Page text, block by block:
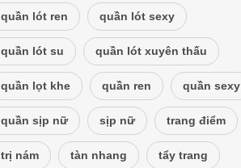
quần lót ren quần lót sexy
quần lót su quần lót xuyên thấu
quần lọt khe quần ren quần sexy
quần sịp nữ sịp nữ trang điểm
trị nám tàn nhang tẩy trang